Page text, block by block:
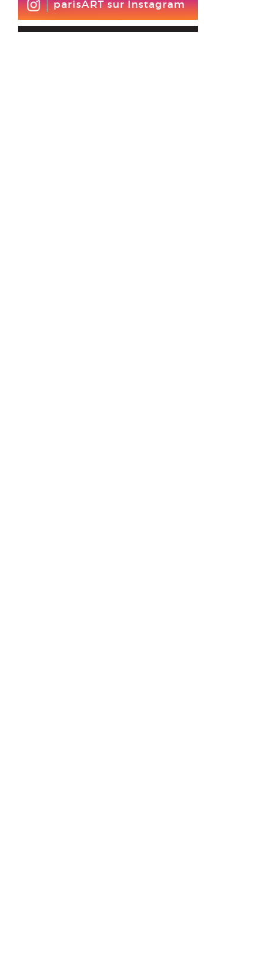
parisART sur Instagram